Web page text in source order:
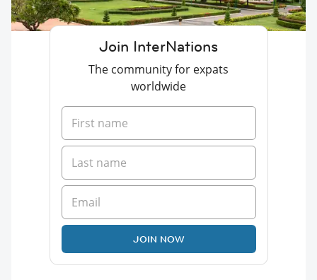
Join InterNations
The community for expats
worldwide
JOIN NOW